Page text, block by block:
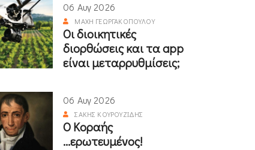
06 Αυγ 2026
ΜΆΧΗ ΓΕΩΡΓΑΚΟΠΟΎΛΟΥ
Οι διοικητικές
διορθώσεις και τα app
είναι μεταρρυθμίσεις;
06 Αυγ 2026
ΣΆΚΗΣ ΚΟΥΡΟΥΖΊΔΗΣ
Ο Κοραής
...ερωτευμένος!